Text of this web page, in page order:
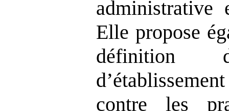
administrative
Elle propose
contre les